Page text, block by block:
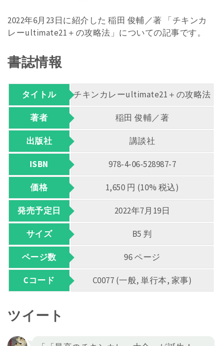
2022年6月23日に紹介した 稲田 俊輔／著 「チキンカ
レーultimate21＋の攻略法」についての記事です。
書誌情報
タイトル チキンカレーultimate21＋の攻略法
著者 稲田 俊輔／著
出版社 講談社
ISBN 978-4-06-528987-7
価格 1,650 円 (10% 税込)
発売予定日 2022年7月19日
サイズ B5 判
ページ数 96 ページ
Cコード C0077 (一般, 単行本, 家事)
ツイート